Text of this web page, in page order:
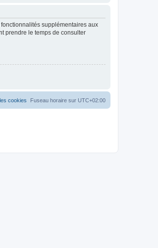
supplémentaires aux
prendre le temps de consulter
Fuseau horaire sur UTC+02:00
cookies